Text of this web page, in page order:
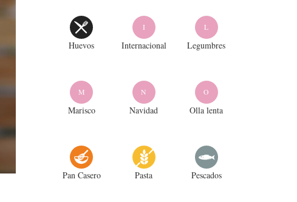
Huevos
I
Internacional
L
Legumbres
M
Marisco
N
Navidad
O
Olla lenta
Pan Casero Pasta Pescados